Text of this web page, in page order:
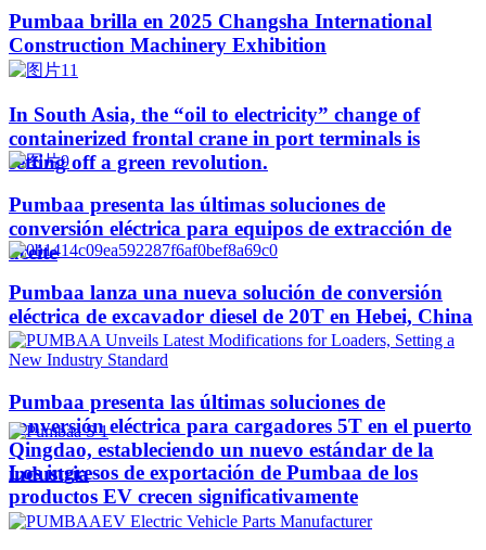
Pumbaa brilla en 2025 Changsha International
Construction Machinery Exhibition
In South Asia, the “oil to electricity” change of
containerized frontal crane in port terminals is
setting off a green revolution.
Pumbaa presenta las últimas soluciones de
conversión eléctrica para equipos de extracción de
aceite
Pumbaa lanza una nueva solución de conversión
eléctrica de excavador diesel de 20T en Hebei, China
Pumbaa presenta las últimas soluciones de
conversión eléctrica para cargadores 5T en el puerto
Qingdao, estableciendo un nuevo estándar de la
industria
Los ingresos de exportación de Pumbaa de los
productos EV crecen significativamente